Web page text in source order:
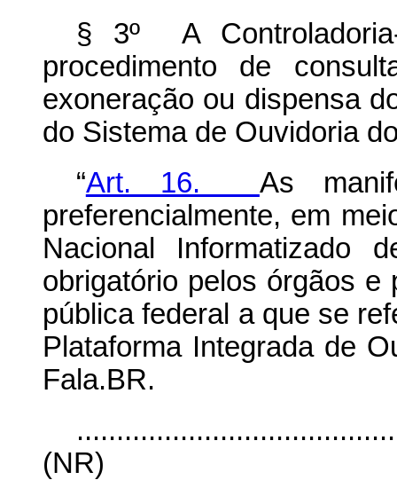
§ 3º A
procedimento de
exoneração ou dispensa
do Sistema de Ouvidoria
“Art. 16. As
preferencialmente, em
Nacional Informatizado
obrigatório pelos órgãos e
pública federal a que se
Plataforma Integrada de
Fala.BR.
(NR)